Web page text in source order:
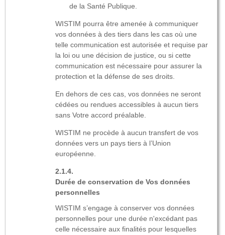
de la Santé Publique.
WISTIM pourra être amenée à communiquer
vos données à des tiers dans les cas où une
telle communication est autorisée et requise par
la loi ou une décision de justice, ou si cette
communication est nécessaire pour assurer la
protection et la défense de ses droits.
En dehors de ces cas, vos données ne seront
cédées ou rendues accessibles à aucun tiers
sans Votre accord préalable.
WISTIM ne procède à aucun transfert de vos
données vers un pays tiers à l’Union
européenne.
Durée de conservation de Vos données
personnelles
WISTIM s’engage à conserver vos données
personnelles pour une durée n'excédant pas
celle nécessaire aux finalités pour lesquelles